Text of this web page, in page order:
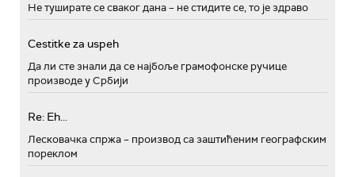
Не туширате се сваког дана – не стидите се, то је здраво
Cestitke za uspeh
Да ли сте знали да се најбоље грамофонске ручице
производе у Србији
Re: Eh...
Лесковачка спржа – производ са заштићеним географским
пореклом